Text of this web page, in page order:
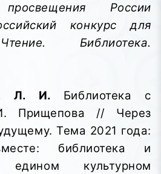
России
конкурс для
Библиотека.
Л. И. Библиотека с
Прищепова // Через
Тема 2021 года:
библиотека и
культурном